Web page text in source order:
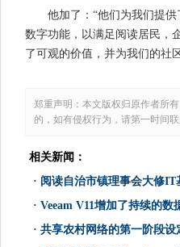
他加了：“他们为我们提
数字功能，以满足阅读居民，
了可观的价值，并为我们的社
郑重声明：本文版权归原作者所
的，如有侵权行为，请第一时间
相关新闻：
· 阅读自治市镇理事会大修IT
· Veeam V11增加了持续的数
· 共享农村网络的第一阶段